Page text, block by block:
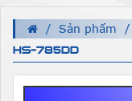
Sản phẩm
HS-785DD